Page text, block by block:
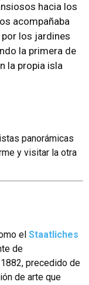
hacia los
acompañaba
los jardines
la primera de
la propia isla
panorámicas
y visitar la otra
el Staatliches
de
precedido de
de arte que